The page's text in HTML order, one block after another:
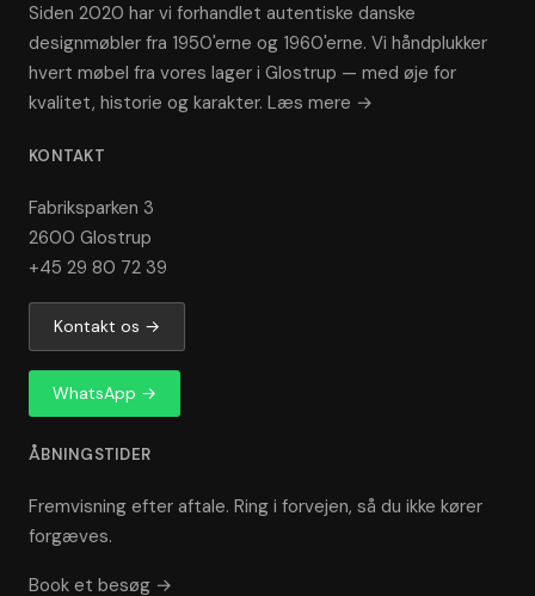
Siden 2020 har vi forhandlet autentiske danske
designmøbler fra 1950'erne og 1960'erne. Vi håndplukker
hvert møbel fra vores lager i Glostrup — med øje for
kvalitet, historie og karakter. Læs mere →
KONTAKT
Fabriksparken 3
2600 Glostrup
+45 29 80 72 39
Kontakt os →
WhatsApp →
ÅBNINGSTIDER
Fremvisning efter aftale. Ring i forvejen, så du ikke kører
forgæves.
Book et besøg →